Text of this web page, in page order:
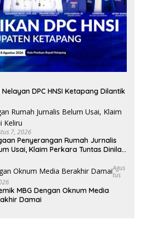
DPC HNSI Ketapang Dilantik
7, 2026
Penyerangan Rumah Jurnalis
Usai, Klaim Perkara Tuntas Dinilai
Agus
Tus
MBG Dengan Oknum Media
Damai